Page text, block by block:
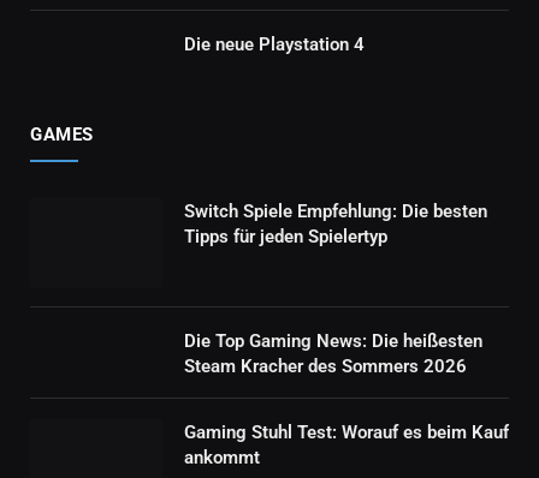
Die neue Playstation 4
GAMES
Switch Spiele Empfehlung: Die besten
Tipps für jeden Spielertyp
Die Top Gaming News: Die heißesten
Steam Kracher des Sommers 2026
Gaming Stuhl Test: Worauf es beim Kauf
ankommt